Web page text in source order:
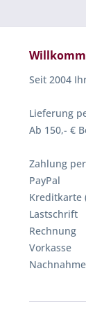
Seit 2004
Lieferung
Ab 150,- €
Zahlung per
PayPal
Kreditkarte
Lastschrift
Rechnung
Vorkasse
Nachnahme